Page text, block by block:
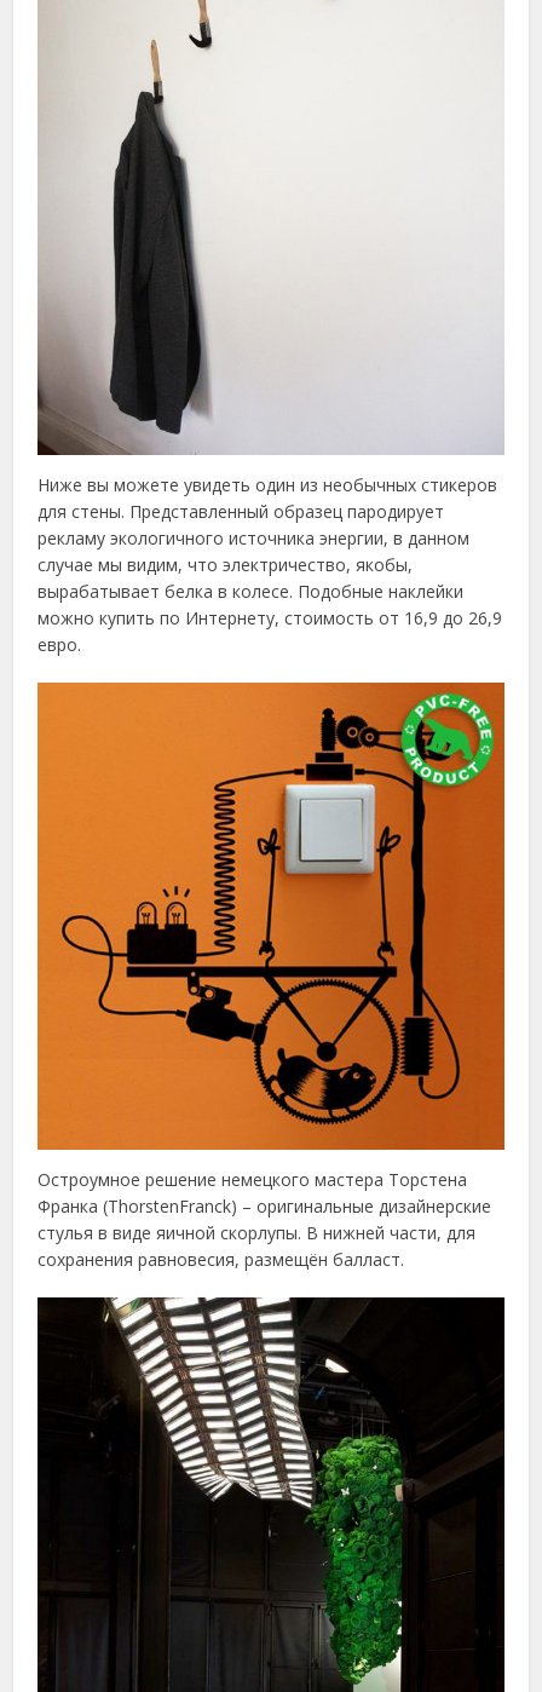
Ниже вы можете увидеть один из необычных стикеров
для стены. Представленный образец пародирует
рекламу экологичного источника энергии, в данном
случае мы видим, что электричество, якобы,
вырабатывает белка в колесе. Подобные наклейки
можно купить по Интернету, стоимость от 16,9 до 26,9
евро.
Остроумное решение немецкого мастера Торстена
Франка (ThorstenFranck) – оригинальные дизайнерские
стулья в виде яичной скорлупы. В нижней части, для
сохранения равновесия, размещён балласт.